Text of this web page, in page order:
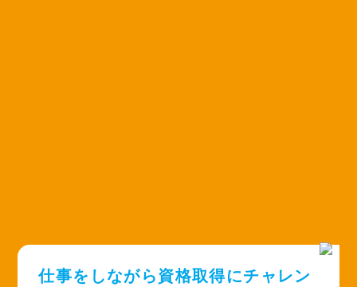
仕事をしながら資格取得にチャレン